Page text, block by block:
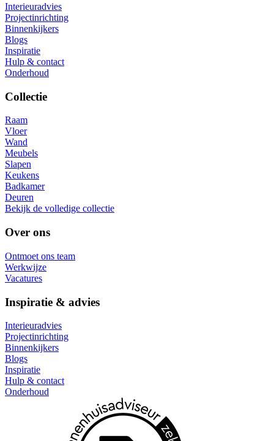
Interieuradvies
Projectinrichting
Binnenkijkers
Blogs
Inspiratie
Hulp & contact
Onderhoud
Collectie
Raam
Vloer
Wand
Meubels
Slapen
Keukens
Badkamer
Deuren
Bekijk de volledige collectie
Over ons
Ontmoet ons team
Werkwijze
Vacatures
Inspiratie & advies
Interieuradvies
Projectinrichting
Binnenkijkers
Blogs
Inspiratie
Hulp & contact
Onderhoud